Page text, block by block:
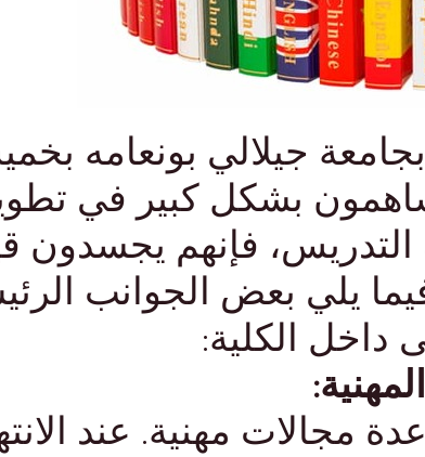
جيلالي بونعامه
بشكل كبير في
فإنهم يجسدون
يلي بعض الجوانب
داخل الكلية:
مجالات مهنية. عند